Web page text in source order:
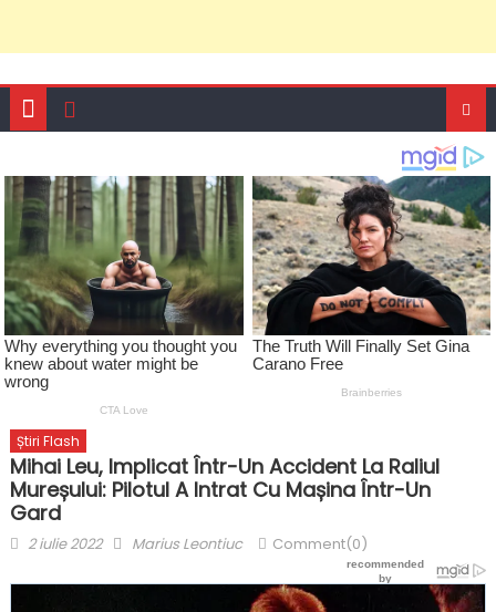
Știri Flash
Mihai Leu, Implicat Într-Un Accident La Raliul
Mureșului: Pilotul A Intrat Cu Mașina Într-Un
Gard
Posted
2 iulie 2022 Author
Marius Leontiuc Comment(0)